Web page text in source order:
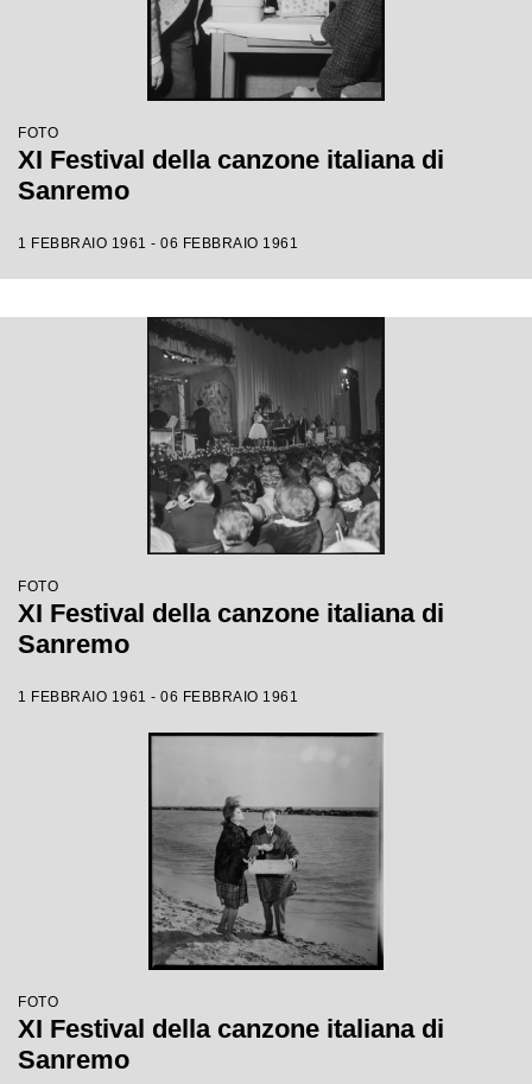
FOTO
XI Festival della canzone italiana di
Sanremo
1 FEBBRAIO 1961 - 06 FEBBRAIO 1961
FOTO
XI Festival della canzone italiana di
Sanremo
1 FEBBRAIO 1961 - 06 FEBBRAIO 1961
FOTO
XI Festival della canzone italiana di
Sanremo